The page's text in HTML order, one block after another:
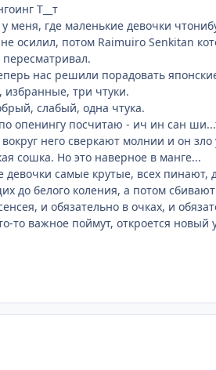
Т__т
меня, где маленькие девочки
осилил, потом Raimuiro Senkitan
пересматривал.
нас решили порадовать
избранные, три чтуки.
слабый, одна чтука.
опенингу посчитаю - ич ин сан
него сверкают молнии и он
сошка. Но это наверное в манге...
самые крутые, всех пинают,
до белого коления, а потом
и обязательно в очках, и
то важное поймут, откроется